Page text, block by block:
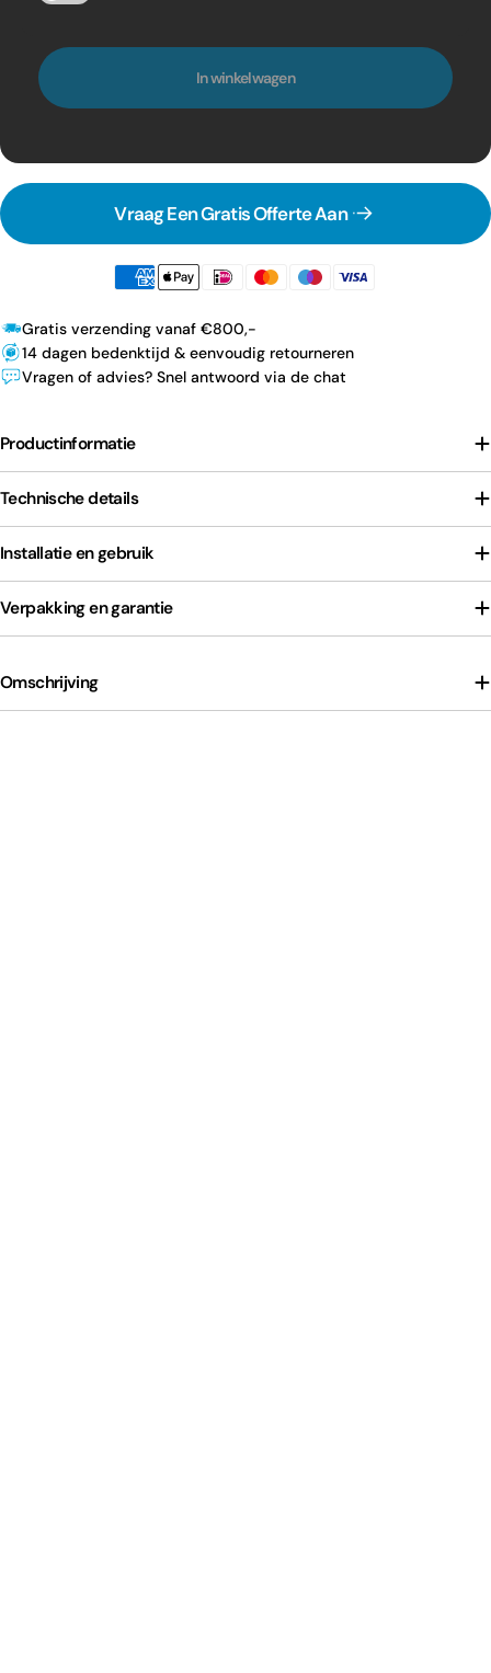
In winkelwagen
Vraag Een Gratis Offerte Aan
Gratis verzending vanaf €800,-
14 dagen bedenktijd & eenvoudig retourneren
Vragen of advies? Snel antwoord via de chat
Productinformatie
Technische details
Installatie en gebruik
Verpakking en garantie
Omschrijving